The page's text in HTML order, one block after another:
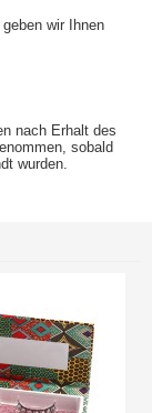
wir Ihnen
nach Erhalt des
sobald
wurden.